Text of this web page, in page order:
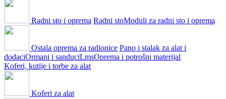
Radni sto i oprema Radni stoModuli za radni sto i oprema
Ostala oprema za radionice Pano i stalak za alat i
dodaciOrmani i sanduciLmsOprema i potrošni materijal
Koferi, kutije i torbe za alat
Koferi za alat